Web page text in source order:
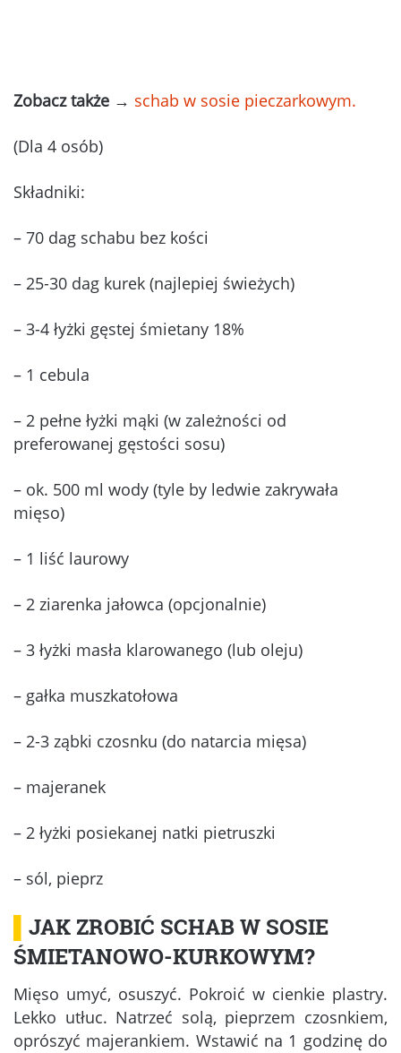
Zobacz także → schab w sosie pieczarkowym.
(Dla 4 osób)
Składniki:
– 70 dag schabu bez kości
– 25-30 dag kurek (najlepiej świeżych)
– 3-4 łyżki gęstej śmietany 18%
– 1 cebula
– 2 pełne łyżki mąki (w zależności od
preferowanej gęstości sosu)
– ok. 500 ml wody (tyle by ledwie zakrywała
mięso)
– 1 liść laurowy
– 2 ziarenka jałowca (opcjonalnie)
– 3 łyżki masła klarowanego (lub oleju)
– gałka muszkatołowa
– 2-3 ząbki czosnku (do natarcia mięsa)
– majeranek
– 2 łyżki posiekanej natki pietruszki
– sól, pieprz
JAK ZROBIĆ SCHAB W SOSIE
ŚMIETANOWO-KURKOWYM?
Mięso umyć, osuszyć. Pokroić w cienkie plastry.
Lekko utłuc. Natrzeć solą, pieprzem czosnkiem,
oprószyć majerankiem. Wstawić na 1 godzinę do